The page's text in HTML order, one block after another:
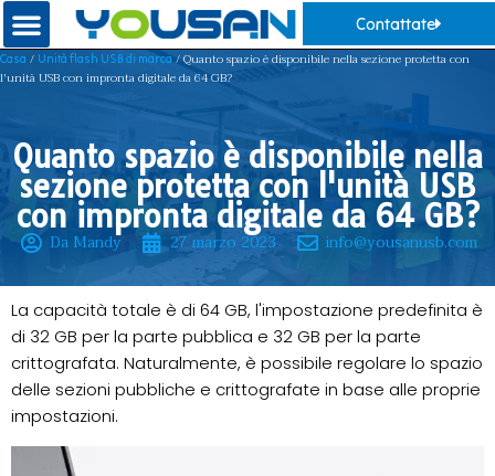
Contattate
Casa / Unità flash USB di marca / Quanto spazio è disponibile nella sezione protetta con
l'unità USB con impronta digitale da 64 GB?
Quanto spazio è disponibile nella
sezione protetta con l'unità USB
con impronta digitale da 64 GB?
Da Mandy 27 marzo 2023 info@yousanusb.com
La capacità totale è di 64 GB, l'impostazione predefinita è
di 32 GB per la parte pubblica e 32 GB per la parte
crittografata. Naturalmente, è possibile regolare lo spazio
delle sezioni pubbliche e crittografate in base alle proprie
impostazioni.